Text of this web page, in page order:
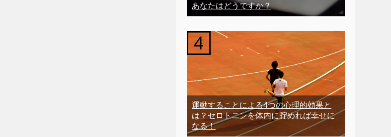
あなたはどうですか？
運動することによる4つの心理的効果と
は？セロトニンを体内に貯めれば幸せに
なる！